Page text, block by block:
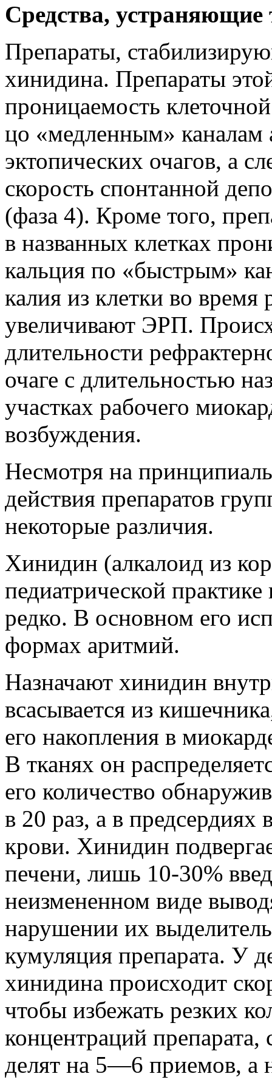
Средства, устраняющие
Препараты,
хинидина. Препараты
проницаемость
цо «медленным» каналам
эктопических очагов, а
скорость спонтанной
(фаза 4). Кроме того,
в названных клетках
кальция по «быстрым»
калия из клетки во время
увеличивают ЭРП.
длительности
очаге с длительностью
участках рабочего
возбуждения.
Несмотря на
действия препаратов
некоторые различия.
Хинидин (алкалоид из
педиатрической
редко. В основном его
формах аритмий.
Назначают хинидин
всасывается из
его накопления в
В тканях он
его количество
в 20 раз, а в предсердиях
крови. Хинидин
печени, лишь 10-30%
неизмененном виде
нарушении их
кумуляция препарата. У
хинидина происходит
чтобы избежать резких
концентраций
делят на 5—6 приемов, а